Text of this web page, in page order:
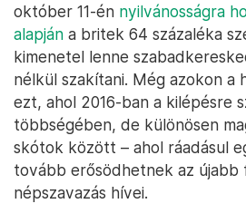
október 11-én nyilvánosságra
alapján a britek 64 százaléka
kimenetel lenne
nélkül szakítani. Még azokon a
ezt, ahol 2016-ban a kilépésre
többségében, de különösen
skótok között – ahol ráadásul
tovább erősödhetnek az újabb
népszavazás hívei.